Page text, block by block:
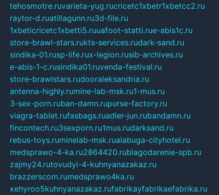
tehosmotre.ruvarieta-yug.rucricetc1xbetr1xbetcc2.ru
raytor-d.ruatillagunn.ru3d-file.ru
1xbeticricetc1xbetti5.ruuafoot-statti.rue-abis1c.ru
store-brawl-stars.rukts-services.rudark-sand.ru
sindika-01.rusp-life.rux-legion.rusib-archives.ru
e-abis-1-c.rusindika01.ruvenda-festival.ru
store-brawlstars.rudooraleksandria.ru
antenna-highly.rumine-lab-msk.ru1-mus.ru
3-sex-porn.ruban-damn.rupurse-factory.ru
viagra-tablet.rufasbags.ruadler-jun.rubandamn.ru
fincontech.ru3sexporn.ru1mus.rudarksand.ru
rebus-toys.ruminelab-msk.rualabuga-cityhotel.ru
medsprawo-4-ka.ru2864420.rublagodarenie-spb.ru
zajmy24.rutovudyi-4-kuhnyanazakaz.ru
brazzerscom.rumedsprawo4ka.ru
xehyroo5kuhnyanazakaz.rufabrikayfabrikaefabrika.ru